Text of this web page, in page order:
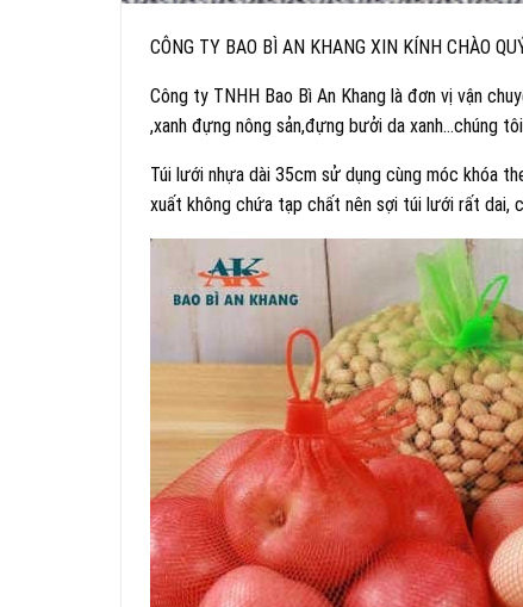
CÔNG TY BAO BÌ AN KHANG XIN KÍNH CHÀO
Công ty TNHH Bao Bì An Khang là đơn vị vận
,xanh đựng nông sản,đựng bưởi da xanh…chúng
Túi lưới nhựa dài 35cm sử dụng cùng móc khóa
xuất không chứa tạp chất nên sợi túi lưới rất dai,